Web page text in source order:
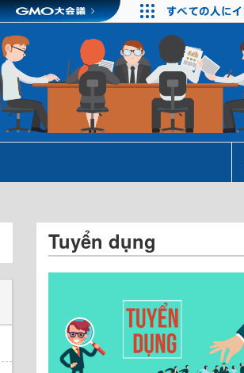
Tuyển dụng